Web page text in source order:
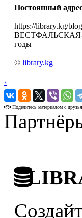
Постоянный
https://library.kg/
ВЕСТФАЛЬСКАЯ-
годы
© library.kg
‹
›
Поделитесь материалом с